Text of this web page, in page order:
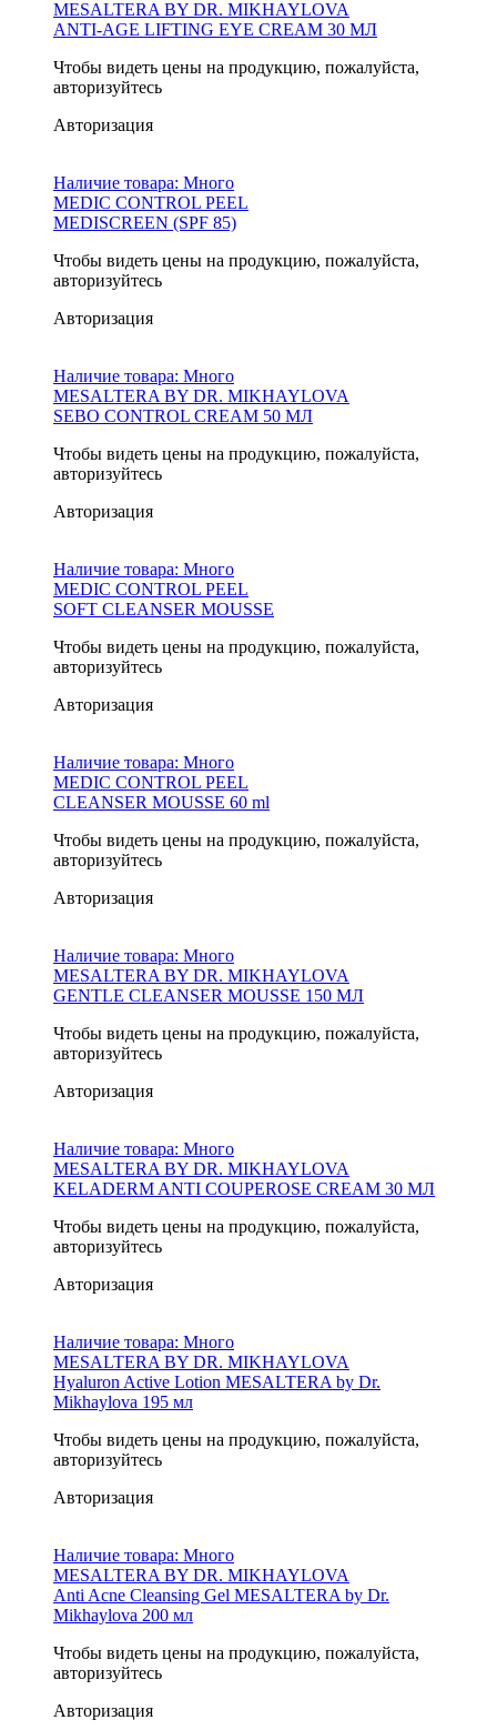
MESALTERA BY DR. MIKHAYLOVA
ANTI-AGE LIFTING EYE CREAM 30 МЛ
Чтобы видеть цены на продукцию, пожалуйста,
авторизуйтесь
Авторизация
Наличие товара: Много
MEDIC CONTROL PEEL
MEDISCREEN (SPF 85)
Чтобы видеть цены на продукцию, пожалуйста,
авторизуйтесь
Авторизация
Наличие товара: Много
MESALTERA BY DR. MIKHAYLOVA
SEBO CONTROL CREAM 50 МЛ
Чтобы видеть цены на продукцию, пожалуйста,
авторизуйтесь
Авторизация
Наличие товара: Много
MEDIC CONTROL PEEL
SOFT CLEANSER MOUSSE
Чтобы видеть цены на продукцию, пожалуйста,
авторизуйтесь
Авторизация
Наличие товара: Много
MEDIC CONTROL PEEL
CLEANSER MOUSSE 60 ml
Чтобы видеть цены на продукцию, пожалуйста,
авторизуйтесь
Авторизация
Наличие товара: Много
MESALTERA BY DR. MIKHAYLOVA
GENTLE CLEANSER MOUSSE 150 МЛ
Чтобы видеть цены на продукцию, пожалуйста,
авторизуйтесь
Авторизация
Наличие товара: Много
MESALTERA BY DR. MIKHAYLOVA
KELADERM ANTI COUPEROSE CREAM 30 МЛ
Чтобы видеть цены на продукцию, пожалуйста,
авторизуйтесь
Авторизация
Наличие товара: Много
MESALTERA BY DR. MIKHAYLOVA
Hyaluron Active Lotion MESALTERA by Dr.
Mikhaylova 195 мл
Чтобы видеть цены на продукцию, пожалуйста,
авторизуйтесь
Авторизация
Наличие товара: Много
MESALTERA BY DR. MIKHAYLOVA
Anti Acne Cleansing Gel MESALTERA by Dr.
Mikhaylova 200 мл
Чтобы видеть цены на продукцию, пожалуйста,
авторизуйтесь
Авторизация